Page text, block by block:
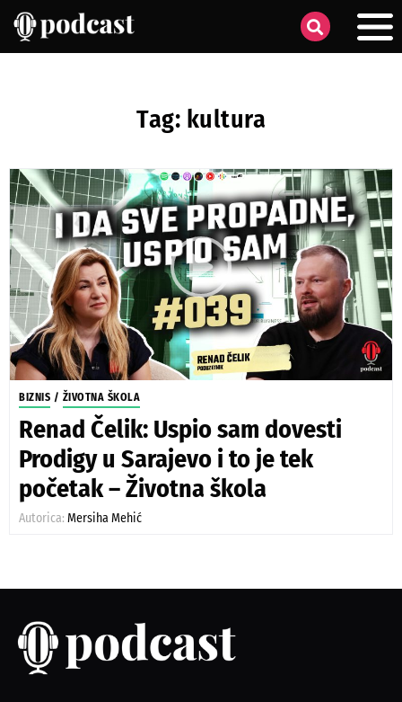
Tag: kultura
BIZNIS / ŽIVOTNA ŠKOLA
Renad Čelik: Uspio sam dovesti
Prodigy u Sarajevo i to je tek
početak – Životna škola
Autorica: Mersiha Mehić